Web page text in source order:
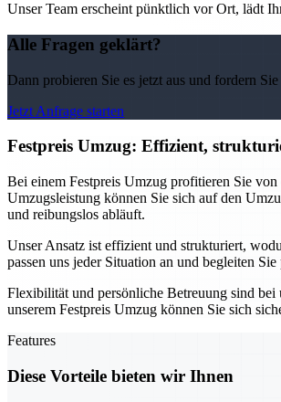
Unser Team erscheint pünktlich vor Ort, lädt
Alle Fragen geklärt?
Dann probieren Sie es jetzt aus und fordern
Jetzt Anfrage starten
Festpreis Umzug: Effizient,
Bei einem Festpreis Umzug profitieren Sie
Umzugsleistung können Sie sich auf den
und reibungslos abläuft.
Unser Ansatz ist effizient und strukturiert,
passen uns jeder Situation an und begleiten
Flexibilität und persönliche Betreuung sind bei
unserem Festpreis Umzug können Sie sich
Features
Diese Vorteile bieten wir Ihnen